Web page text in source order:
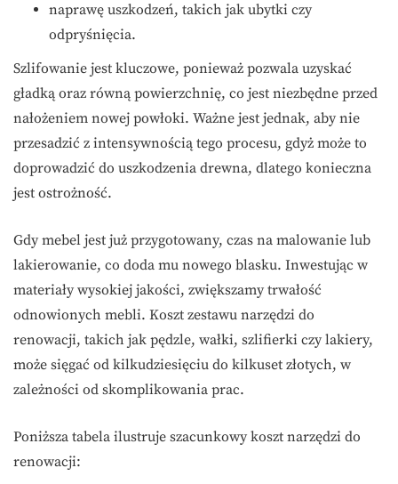
naprawę uszkodzeń, takich jak ubytki czy
odpryśnięcia.
Szlifowanie jest kluczowe, ponieważ pozwala uzyskać
gładką oraz równą powierzchnię, co jest niezbędne przed
nałożeniem nowej powłoki. Ważne jest jednak, aby nie
przesadzić z intensywnością tego procesu, gdyż może to
doprowadzić do uszkodzenia drewna, dlatego konieczna
jest ostrożność.
Gdy mebel jest już przygotowany, czas na malowanie lub
lakierowanie, co doda mu nowego blasku. Inwestując w
materiały wysokiej jakości, zwiększamy trwałość
odnowionych mebli. Koszt zestawu narzędzi do
renowacji, takich jak pędzle, wałki, szlifierki czy lakiery,
może sięgać od kilkudziesięciu do kilkuset złotych, w
zależności od skomplikowania prac.
Poniższa tabela ilustruje szacunkowy koszt narzędzi do
renowacji: